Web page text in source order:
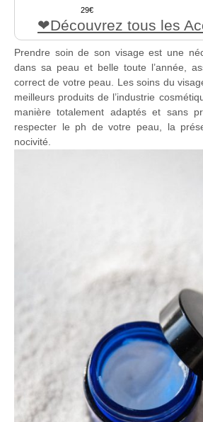
29
Découvrez tous les
Prendre soin de son visage est une
dans sa peau et belle toute l’année,
correct de votre peau. Les soins du
meilleurs produits de l’industrie
manière totalement adaptés et sans
respecter le ph de votre peau, la
nocivité.